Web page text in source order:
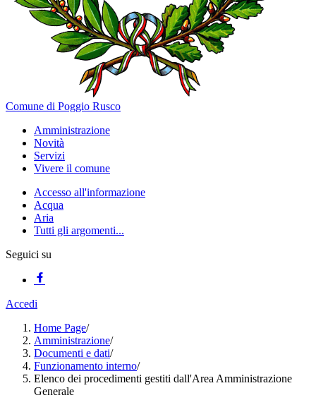
Comune di Poggio Rusco
Amministrazione
Novità
Servizi
Vivere il comune
Accesso all'informazione
Acqua
Aria
Tutti gli argomenti...
Seguici su
Accedi
Home Page/
Amministrazione/
Documenti e dati/
Funzionamento interno/
Elenco dei procedimenti gestiti dall'Area Amministrazione
Generale